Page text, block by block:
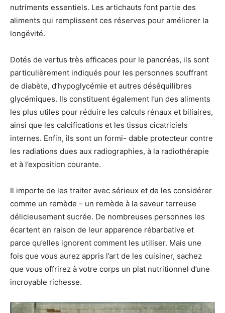
nutriments essentiels. Les artichauts font partie des
aliments qui remplissent ces réserves pour améliorer la
longévité.
Dotés de vertus très efficaces pour le pancréas, ils sont
particulièrement indiqués pour les personnes souffrant
de diabète, d’hypoglycémie et autres déséquilibres
glycémiques. Ils constituent également l’un des aliments
les plus utiles pour réduire les calculs rénaux et biliaires,
ainsi que les calcifications et les tissus cicatriciels
internes. Enfin, ils sont un formi- dable protecteur contre
les radiations dues aux radiographies, à la radiothérapie
et à l’exposition courante.
Il importe de les traiter avec sérieux et de les considérer
comme un remède – un remède à la saveur terreuse
délicieusement sucrée. De nombreuses personnes les
écartent en raison de leur apparence rébarbative et
parce qu’elles ignorent comment les utiliser. Mais une
fois que vous aurez appris l’art de les cuisiner, sachez
que vous offrirez à votre corps un plat nutritionnel d’une
incroyable richesse.